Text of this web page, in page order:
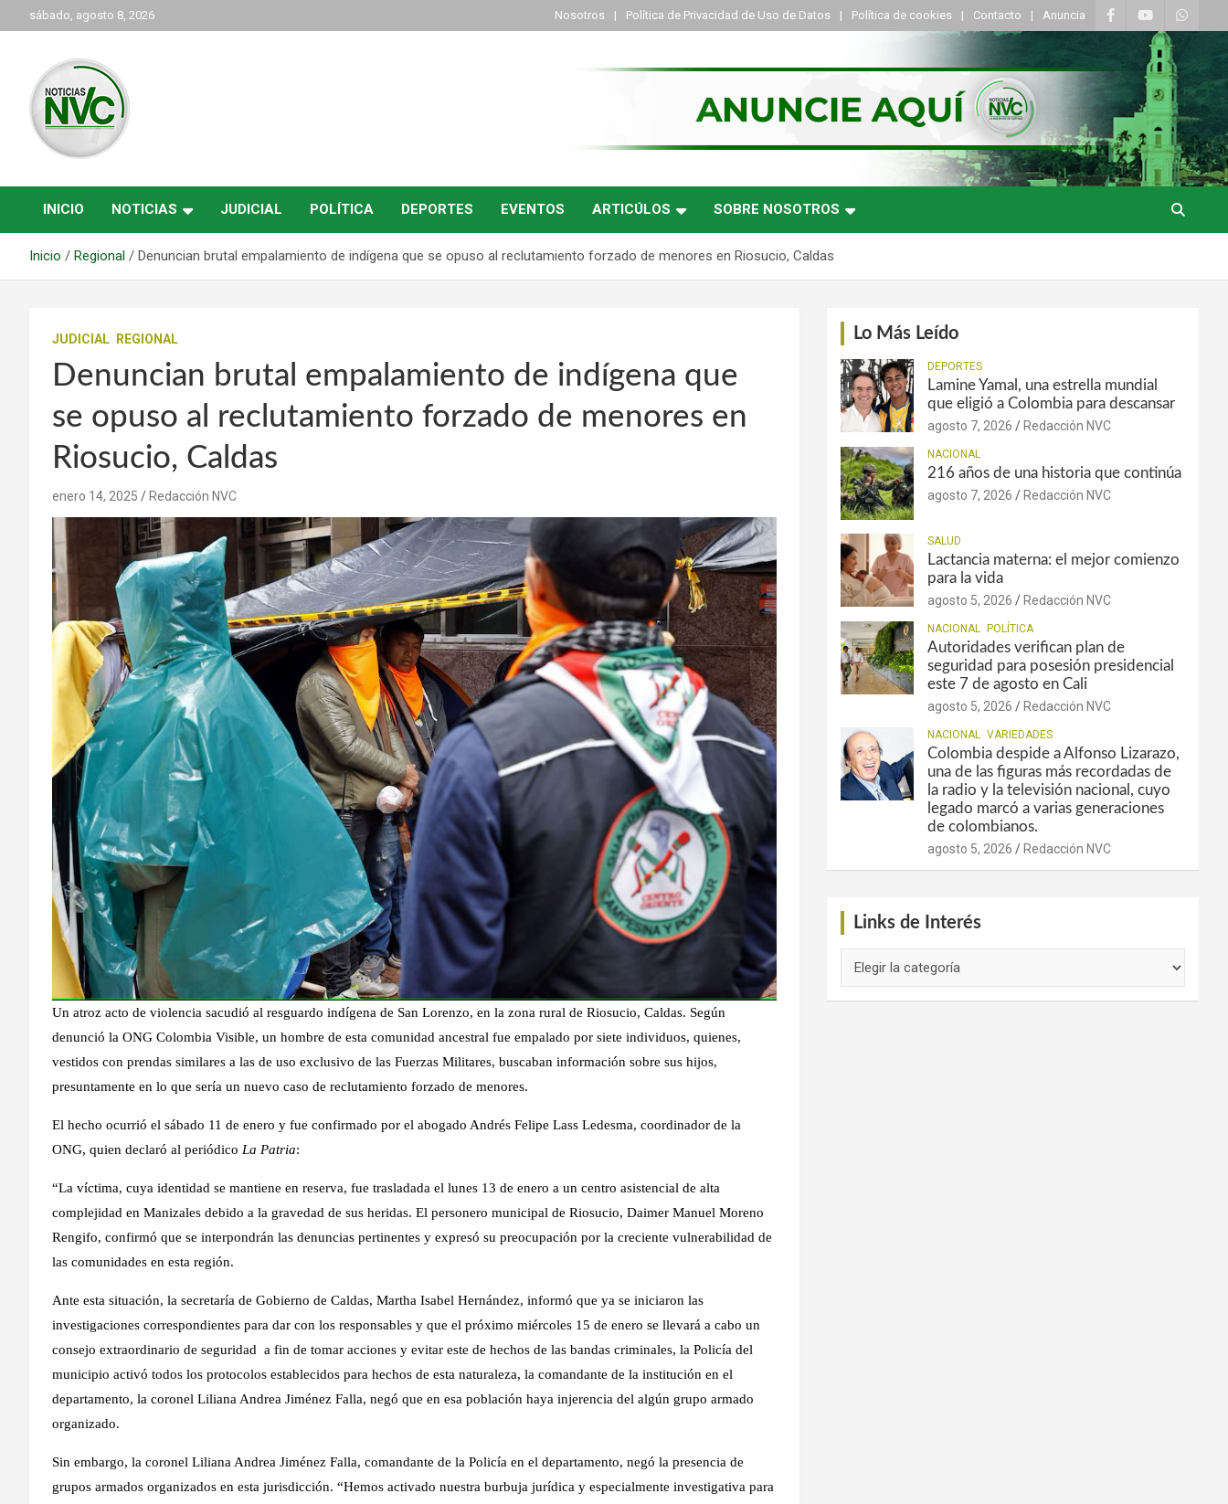
al
sábado, agosto 8, 2026 Nosotros Política de Privacidad de Uso de Datos Política de cookies Contacto Anuncia
NVC Noticias
INICIO NOTICIAS JUDICIAL POLÍTICA DEPORTES EVENTOS ARTICÚLOS SOBRE NOSOTROS
Inicio Regional Denuncian brutal empalamiento de indígena que se opuso al reclutamiento forzado de menores en Riosucio, Caldas
JUDICIAL REGIONAL
Denuncian brutal empalamiento de indígena que
se opuso al reclutamiento forzado de menores en
Riosucio, Caldas
enero 14, 2025 Redacción NVC
Un atroz acto de violencia sacudió al resguardo indígena de San Lorenzo, en la zona rural de Riosucio, Caldas. Según
denunció la ONG Colombia Visible, un hombre de esta comunidad ancestral fue empalado por siete individuos, quienes,
vestidos con prendas similares a las de uso exclusivo de las Fuerzas Militares, buscaban información sobre sus hijos,
presuntamente en lo que sería un nuevo caso de reclutamiento forzado de menores.
El hecho ocurrió el sábado 11 de enero y fue confirmado por el abogado Andrés Felipe Lass Ledesma, coordinador de la
ONG, quien declaró al periódico La Patria:
“La víctima, cuya identidad se mantiene en reserva, fue trasladada el lunes 13 de enero a un centro asistencial de alta
complejidad en Manizales debido a la gravedad de sus heridas. El personero municipal de Riosucio, Daimer Manuel Moreno
Rengifo, confirmó que se interpondrán las denuncias pertinentes y expresó su preocupación por la creciente vulnerabilidad de
las comunidades en esta región.
Ante esta situación, la secretaría de Gobierno de Caldas, Martha Isabel Hernández, informó que ya se iniciaron las
investigaciones correspondientes para dar con los responsables y que el próximo miércoles 15 de enero se llevará a cabo un
consejo extraordinario de seguridad a fin de tomar acciones y evitar este de hechos de las bandas criminales, la Policía del
municipio activó todos los protocolos establecidos para hechos de esta naturaleza, la comandante de la institución en el
departamento, la coronel Liliana Andrea Jiménez Falla, negó que en esa población haya injerencia del algún grupo armado
organizado.
Sin embargo, la coronel Liliana Andrea Jiménez Falla, comandante de la Policía en el departamento, negó la presencia de
grupos armados organizados en esta jurisdicción. “Hemos activado nuestra burbuja jurídica y especialmente investigativa para
Lo Más Leído
DEPORTES
Lamine Yamal, una estrella mundial
que eligió a Colombia para descansar
agosto 7, 2026 Redacción NVC
NACIONAL
216 años de una historia que continúa
agosto 7, 2026 Redacción NVC
SALUD
Lactancia materna: el mejor comienzo
para la vida
agosto 5, 2026 Redacción NVC
NACIONAL POLÍTICA
Autoridades verifican plan de
seguridad para posesión presidencial
este 7 de agosto en Cali
agosto 5, 2026 Redacción NVC
NACIONAL VARIEDADES
Colombia despide a Alfonso Lizarazo,
una de las figuras más recordadas de
la radio y la televisión nacional, cuyo
legado marcó a varias generaciones
de colombianos.
agosto 5, 2026 Redacción NVC
Links de Interés
de